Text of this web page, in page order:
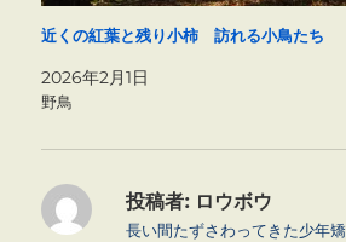
近くの紅葉と残り小柿 訪れる小鳥たち
2026年2月1日
野鳥
投稿者: ロウボウ
長い間たずさわってきた少年